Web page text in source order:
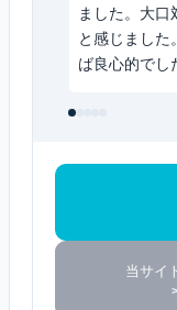
ました。大口
と感じました
ば良心的でし
当サイ